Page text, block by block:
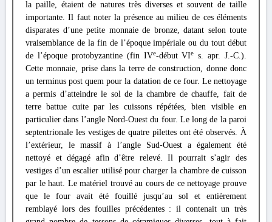
la paille, étaient de natures très diverses et souvent de taille
importante. Il faut noter la présence au milieu de ces éléments
disparates d’une petite monnaie de bronze, datant selon toute
vraisemblance de la fin de l’époque impériale ou du tout début
de l’époque protobyzantine (fin IVe-début VIe
s. apr. J.-C.).
Cette monnaie, prise dans la terre de construction, donne donc
un terminus post quem pour la datation de ce four. Le nettoyage
a permis d’atteindre le sol de la chambre de chauffe, fait de
terre battue cuite par les cuissons répétées, bien visible en
particulier dans l’angle Nord-Ouest du four. Le long de la paroi
septentrionale les vestiges de quatre pilettes ont été observés. À
l’extérieur, le massif à l’angle Sud-Ouest a également été
nettoyé et dégagé afin d’être relevé. Il pourrait s’agir des
vestiges d’un escalier utilisé pour charger la chambre de cuisson
par le haut. Le matériel trouvé au cours de ce nettoyage prouve
que le four avait été fouillé jusqu’au sol et entièrement
remblayé lors des fouilles précédentes : il contenait un très